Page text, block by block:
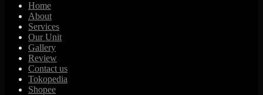
Home
About
Services
Our Unit
Gallery
Review
Contact us
Tokopedia
Shopee